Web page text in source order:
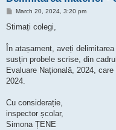
P
s
March 20, 2024, 3:20 pm
Stimați colegi,
În atașament, aveți
susțin probele scrise, din
Evaluare Națională, 2024,
2024.
Cu considerație,
inspector școlar,
Simona ȚENE